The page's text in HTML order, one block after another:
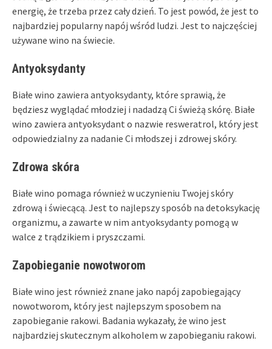
energię, że trzeba przez cały dzień. To jest powód, że jest to
najbardziej popularny napój wśród ludzi. Jest to najczęściej
używane wino na świecie.
Antyoksydanty
Białe wino zawiera antyoksydanty, które sprawią, że
będziesz wyglądać młodziej i nadadzą Ci świeżą skórę. Białe
wino zawiera antyoksydant o nazwie resweratrol, który jest
odpowiedzialny za nadanie Ci młodszej i zdrowej skóry.
Zdrowa skóra
Białe wino pomaga również w uczynieniu Twojej skóry
zdrową i świecącą. Jest to najlepszy sposób na detoksykację
organizmu, a zawarte w nim antyoksydanty pomogą w
walce z trądzikiem i pryszczami.
Zapobieganie nowotworom
Białe wino jest również znane jako napój zapobiegający
nowotworom, który jest najlepszym sposobem na
zapobieganie rakowi. Badania wykazały, że wino jest
najbardziej skutecznym alkoholem w zapobieganiu rakowi.